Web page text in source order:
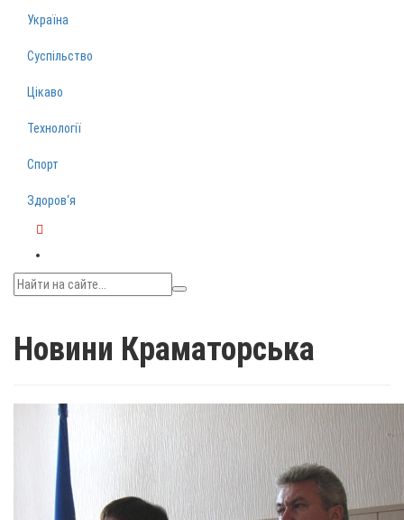
Україна
Суспільство
Цікаво
Технології
Спорт
Здоров‘я
Новини Краматорська